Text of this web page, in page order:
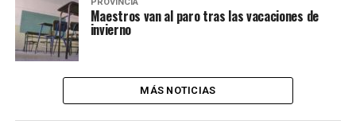
Maestros van al paro tras las vacaciones de
invierno
MÁS NOTICIAS